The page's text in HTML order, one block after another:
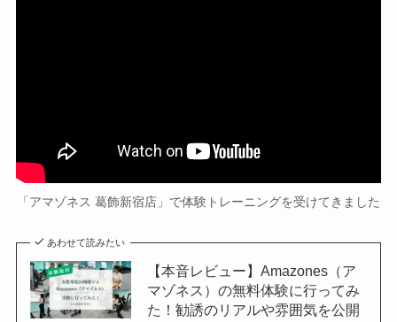
「アマゾネス 葛飾新宿店」で体験トレーニングを受けてきました
あわせて読みたい
【本音レビュー】Amazones（ア
マゾネス）の無料体験に行ってみ
た！勧誘のリアルや雰囲気を公開